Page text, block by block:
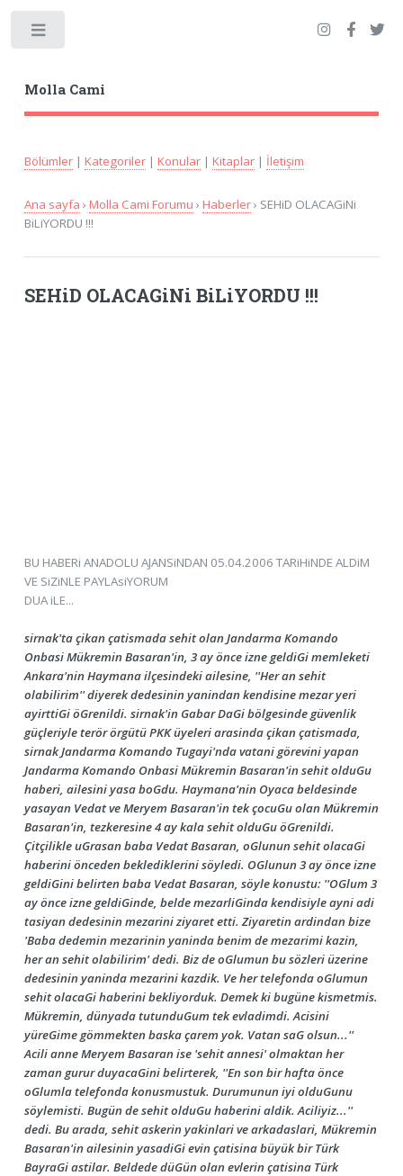
Molla Cami
Bölümler| Kategoriler| Konular| Kitaplar| İletişim
Ana sayfa › Molla Cami Forumu › Haberler› SEHiD OLACAGiNi
BiLiYORDU !!!
SEHiD OLACAGiNi BiLiYORDU !!!
BU HABERi ANADOLU AJANSiNDAN 05.04.2006 TARiHiNDE ALDiM
VE SiZiNLE PAYLAsiYORUM
DUA iLE...
sirnak'ta çikan çatismada sehit olan Jandarma Komando
Onbasi Mükremin Basaran'in, 3 ay önce izne geldiGi memleketi
Ankara'nin Haymana ilçesindeki ailesine, ''Her an sehit
olabilirim'' diyerek dedesinin yanindan kendisine mezar yeri
ayirttiGi öGrenildi. sirnak'in Gabar DaGi bölgesinde güvenlik
güçleriyle terör örgütü PKK üyeleri arasinda çikan çatismada,
sirnak Jandarma Komando Tugayi'nda vatani görevini yapan
Jandarma Komando Onbasi Mükremin Basaran'in sehit olduGu
haberi, ailesini yasa boGdu. Haymana'nin Oyaca beldesinde
yasayan Vedat ve Meryem Basaran'in tek çocuGu olan Mükremin
Basaran'in, tezkeresine 4 ay kala sehit olduGu öGrenildi.
Çitçilikle uGrasan baba Vedat Basaran, oGlunun sehit olacaGi
haberini önceden beklediklerini söyledi. OGlunun 3 ay önce izne
geldiGini belirten baba Vedat Basaran, söyle konustu: ''OGlum 3
ay önce izne geldiGinde, belde mezarliGinda kendisiyle ayni adi
tasiyan dedesinin mezarini ziyaret etti. Ziyaretin ardindan bize
'Baba dedemin mezarinin yaninda benim de mezarimi kazin,
her an sehit olabilirim' dedi. Biz de oGlumun bu sözleri üzerine
dedesinin yaninda mezarini kazdik. Ve her telefonda oGlumun
sehit olacaGi haberini bekliyorduk. Demek ki bugüne kismetmis.
Mükremin, dünyada tutunduGum tek evladimdi. Acisini
yüreGime gömmekten baska çarem yok. Vatan saG olsun...''
Acili anne Meryem Basaran ise 'sehit annesi' olmaktan her
zaman gurur duyacaGini belirterek, ''En son bir hafta önce
oGlumla telefonda konusmustuk. Durumunun iyi olduGunu
söylemisti. Bugün de sehit olduGu haberini aldik. Aciliyiz...''
dedi. Bu arada, sehit askerin yakinlari ve arkadaslari, Mükremin
Basaran'in ailesinin yasadiGi evin çatisina büyük bir Türk
BayraGi astilar. Beldede düGün olan evlerin çatisina Türk